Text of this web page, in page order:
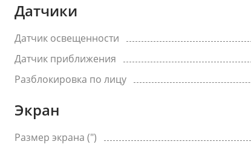
Датчики
Датчик освещенности
Датчик приближения
Разблокировка по лицу
Экран
Размер экрана (")